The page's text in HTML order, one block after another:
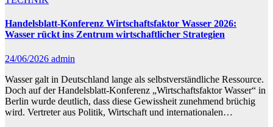
Handelsblatt-Konferenz Wirtschaftsfaktor Wasser 2026:
Wasser rückt ins Zentrum wirtschaftlicher Strategien
24/06/2026 admin
Wasser galt in Deutschland lange als selbstverständliche Ressource.
Doch auf der Handelsblatt-Konferenz „Wirtschaftsfaktor Wasser“ in
Berlin wurde deutlich, dass diese Gewissheit zunehmend brüchig
wird. Vertreter aus Politik, Wirtschaft und internationalen…